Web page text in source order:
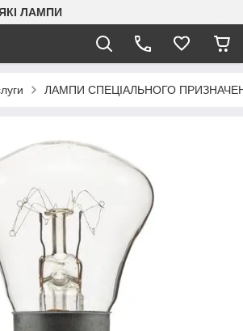
ЛАМПИ
ЛАМПИ СПЕЦІАЛЬНОГО